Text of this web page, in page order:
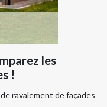
les
!
ravalement de façades